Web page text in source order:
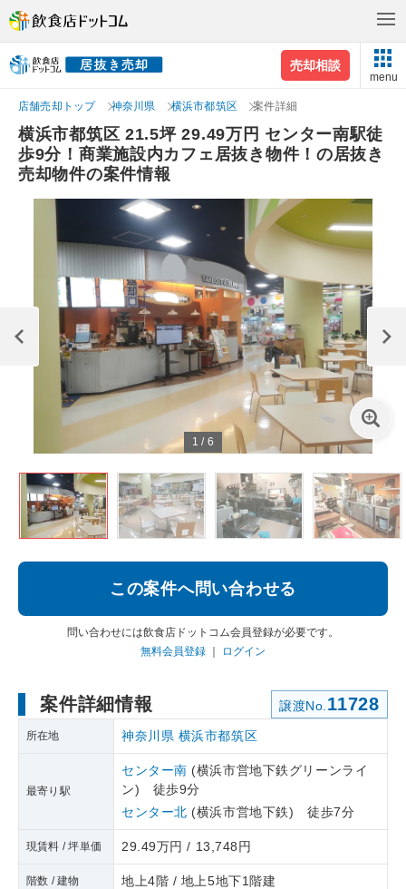
売却相談
menu
店舗売却トップ 神奈川県 横浜市都筑区 案件詳細
横浜市都筑区 21.5坪 29.49万円 センター南駅徒
歩9分！商業施設内カフェ居抜き物件！の居抜き
売却物件の案件情報
1 / 6
この案件へ問い合わせる
問い合わせには飲食店ドットコム会員登録が必要です。
無料会員登録
ログイン
案件詳細情報 譲渡No. 11728
所在地 神奈川県 横浜市都筑区
最寄り駅
センター南 (横浜市営地下鉄グリーンライ
ン) 徒歩9分
センター北 (横浜市営地下鉄) 徒歩7分
現賃料 / 坪単価 29.49万円 / 13,748円
階数 / 建物 地上4階 / 地上5地下1階建